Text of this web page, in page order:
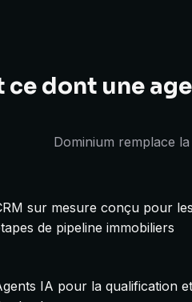
ce dont une
Dominium remplace
sur mesure conçu pour
de pipeline immobiliers
IA pour la qualification